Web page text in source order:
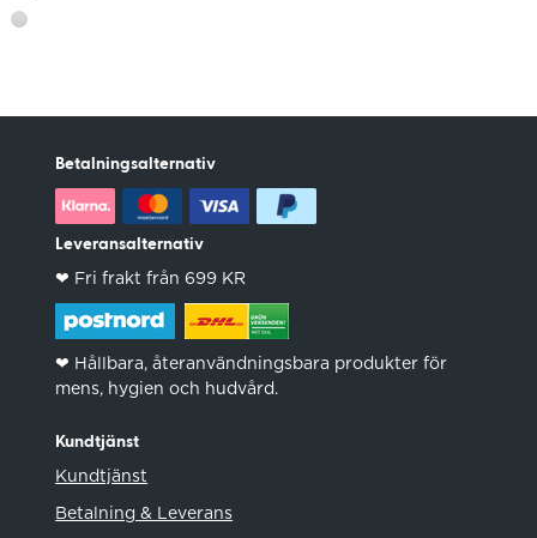
Betalningsalternativ
Leveransalternativ
❤︎ Fri frakt från 699 KR
❤︎ Hållbara, återanvändningsbara produkter för
mens, hygien och hudvård.
Kundtjänst
Kundtjänst
Betalning & Leverans